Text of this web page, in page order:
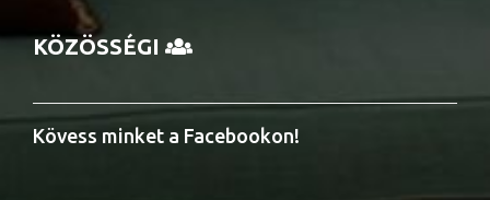
KÖZÖSSÉGI
Kövess minket a Facebookon!